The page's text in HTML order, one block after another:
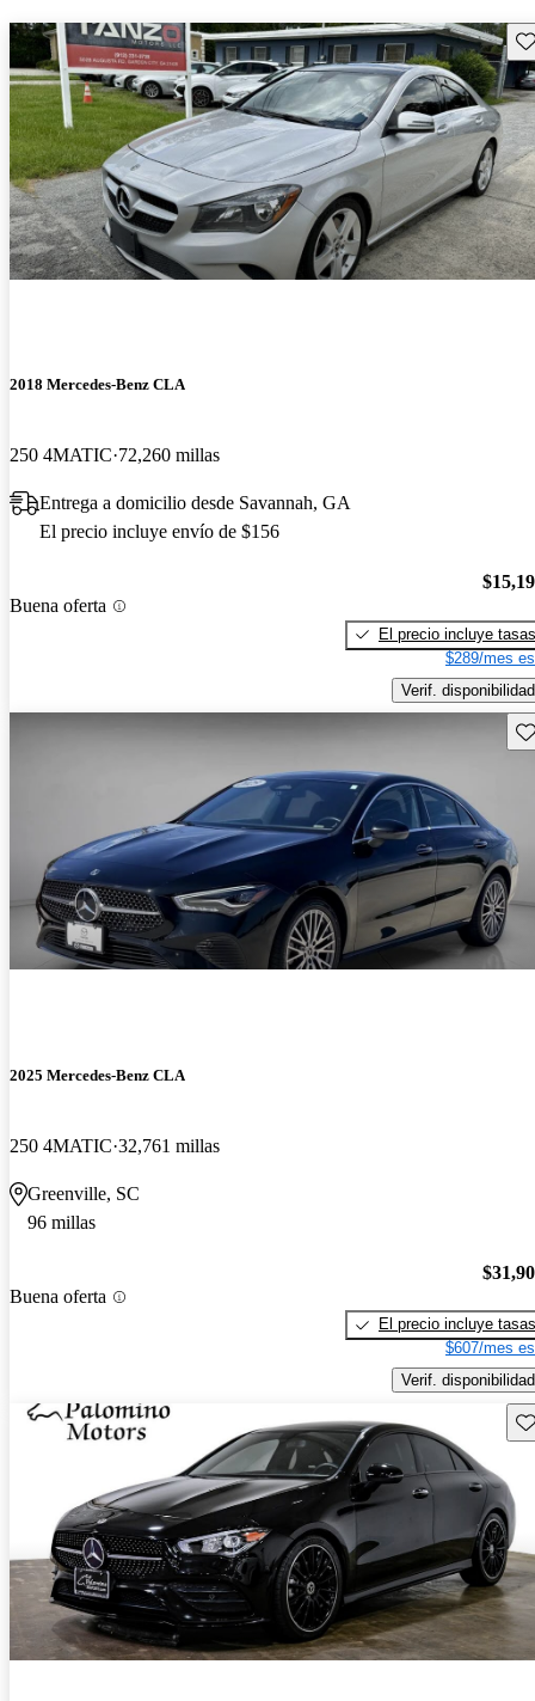
2018 Mercedes-Benz CLA
250 4MATIC 72,260 millas
Entrega a domicilio desde Savannah, GA
El precio incluye envío de $156
Buena oferta
El precio incluye tasas
$289/mes
Verif. disponibilidad
2025 Mercedes-Benz CLA
250 4MATIC 32,761 millas
Greenville, SC
96 millas
Buena oferta
El precio incluye tasas
$607/mes
Verif. disponibilidad